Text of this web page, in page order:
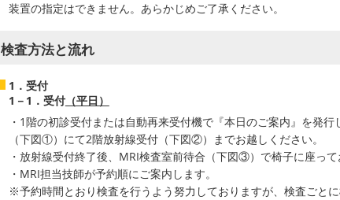
装置の指定はできません。あらかじめご了承ください。
検査方法と流れ
1．受付
1－1．受付（平日）
・1階の初診受付または自動再来受付機で『本日のご案内』を発
（下図①）にて2階放射線受付（下図②）までお越しください。
・放射線受付終了後、MRI検査室前待合（下図③）で椅子に座って
・MRI担当技師が予約順にご案内します。
※予約時間とおり検査を行うよう努力しておりますが、検査ごと